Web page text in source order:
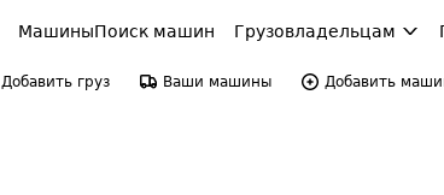
МашиныПоиск машин Грузовладельцам
Добавить груз Ваши машины Добавить